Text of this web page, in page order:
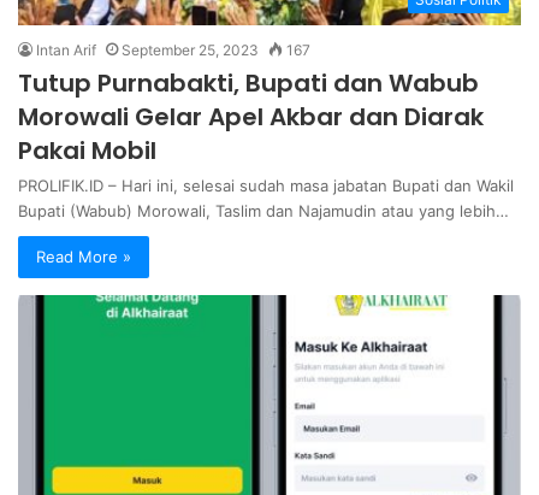
Intan Arif September 25, 2023 167
Tutup Purnabakti, Bupati dan Wabub
Morowali Gelar Apel Akbar dan Diarak
Pakai Mobil
PROLIFIK.ID – Hari ini, selesai sudah masa jabatan Bupati dan Wakil
Bupati (Wabub) Morowali, Taslim dan Najamudin atau yang lebih…
Read More »